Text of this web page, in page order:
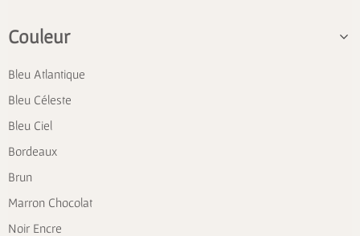
Couleur
Bleu Atlantique
Bleu Céleste
Bleu Ciel
Bordeaux
Brun
Marron Chocolat
Noir Encre